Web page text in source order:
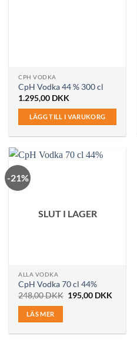
CPH VODKA
CpH Vodka 44 % 300 cl
1.295,00 DKK
LÄGG TILL I VARUKORG
-21%
SLUT I LAGER
ALLA VODKA
CpH Vodka 70 cl 44%
248,00DKK Det
ursprungliga
195,00 DKK
LÄS MER